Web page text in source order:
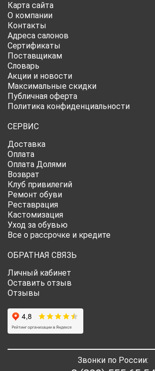
Карта сайта
О компании
Контакты
Адреса салонов
Сертификаты
Поставщикам
Словарь
Акции и новости
Максимальные скидки
Публичная оферта
Политика конфиденциальности
СЕРВИС
Доставка
Оплата
Оплата Долями
Возврат
Клуб привилегий
Ремонт обуви
Реставрация
Кастомизация
Уход за обувью
Все о рассрочке и кредите
ОБРАТНАЯ СВЯЗЬ
Личный кабинет
Оставить отзыв
Отзывы
Звонки по России: